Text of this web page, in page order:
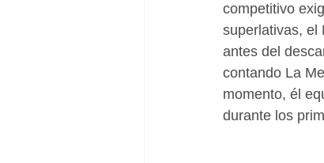
competitivo
superlativas, el
antes del
contando La
momento, él
durante los